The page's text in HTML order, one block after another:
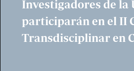
Investigadores de la
participarán en el II
Transdisciplinar en